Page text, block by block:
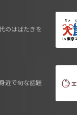
のはばたきを
近で旬な話題